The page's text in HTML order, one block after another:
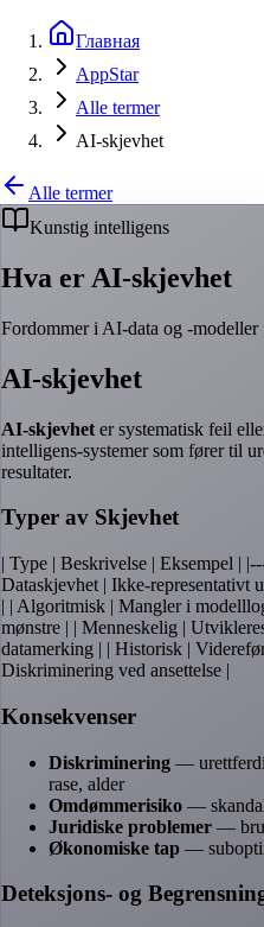
Главная
AppStar
Alle termer
AI-skjevhet
Alle termer
Kunstig intelligens
Hva er AI-skjevhet
Fordommer i AI-data og -modeller
AI-skjevhet
AI-skjevhet er systematisk feil
intelligens-systemer som fører til
resultater.
Typer av Skjevhet
| Type | Beskrivelse | Eksempel |
Dataskjevhet | Ikke-representativt
| | Algoritmisk | Mangler i
mønstre | | Menneskelig |
datamerking | | Historisk |
Diskriminering ved ansettelse |
Konsekvenser
Diskriminering —
rase, alder
Omdømmerisiko —
Juridiske problemer —
Økonomiske tap —
Deteksjons- og